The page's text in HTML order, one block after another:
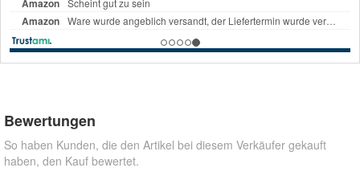
Bewertungen
So haben Kunden, die den Artikel bei diesem Verkäufer gekauft
haben, den Kauf bewertet.